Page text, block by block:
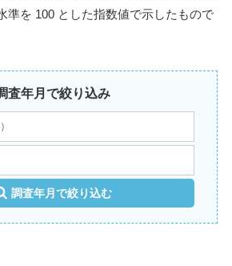
準を 100 とした指数値で示したもので
査年月で絞り込み
調査年月で絞り込む